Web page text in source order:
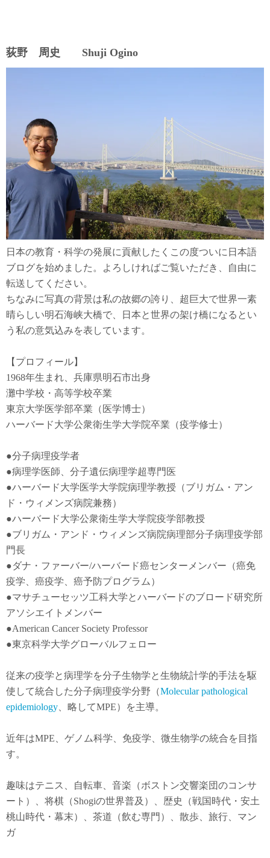
荻野 周史 Shuji Ogino
日本の教育・科学の発展に貢献したくこの度ついに日本語
ブログを始めました。よろしければご覧いただき、自由に
転送してください。
ちなみに写真の背景は私の故郷の誇り、超巨大で世界一素
晴らしい明石海峡大橋で、日本と世界の架け橋になるとい
う私の意気込みを表しています。
【プロフィール】
1968年生まれ、兵庫県明石市出身
灘中学校・高等学校卒業
東京大学医学部卒業（医学博士）
ハーバード大学公衆衛生学大学院卒業（疫学修士）
●分子病理疫学者
●病理学医師、分子遺伝病理学超専門医
●ハーバード大学医学大学院病理学教授（ブリガム・アン
ド・ウィメンズ病院兼務）
●ハーバード大学公衆衛生学大学院疫学部教授
●ブリガム・アンド・ウィメンズ病院病理部分子病理疫学部
門長
●ダナ・ファーバー/ハーバード癌センターメンバー（癌免
疫学
癌疫学 、癌予防プログラム）
●マサチューセッツ工科大学とハーバードのブロード研究所
アソシエイトメンバー
●American Cancer Society Professor
●東京科学大学グローバルフェロー
従来の疫学と病理学を分子生物学と生物統計学的手法を駆
使して統合した分子病理疫学分野（Molecular pathological
epidemiology 、略してMPE）を主導。
近年はMPE 、ゲノム科学、免疫学、微生物学の統合を目指
す。
趣味はテニス、自転車、音楽（ボストン交響楽団のコンサ
ート）、将棋（Shogiの世界普及）、歴史（戦国時代・安土
桃山時代・幕末）、茶道（飲む専門）、散歩、旅行、マン
ガ